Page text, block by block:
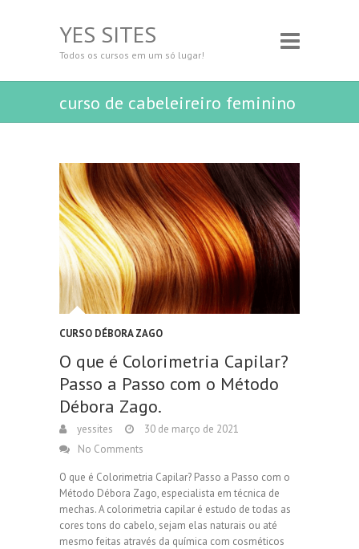
YES SITES
Todos os cursos em um só lugar!
curso de cabeleireiro feminino
CURSO DÉBORA ZAGO
O que é Colorimetria Capilar?
Passo a Passo com o Método
Débora Zago.
yessites
30 de março de 2021
No Comments
O que é Colorimetria Capilar? Passo a Passo com o
Método Débora Zago, especialista em técnica de
mechas. A colorimetria capilar é estudo de todas as
cores tons do cabelo, sejam elas naturais ou até
mesmo feitas através da química com cosméticos